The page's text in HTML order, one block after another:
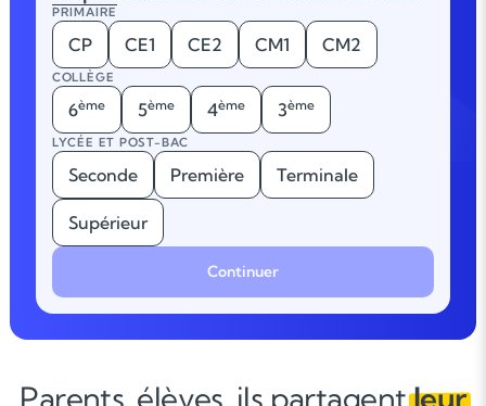
PRIMAIRE
CP CE1 CE2 CM1 CM2
COLLÈGE
6ème 5ème 4ème 3ème
LYCÉE ET POST-BAC
Seconde Première Terminale
Supérieur
Continuer
Parents, élèves, ils partagentleur